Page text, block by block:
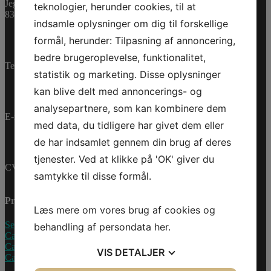
B104520010
Bestillingsvare
CAN-
AM
MIX
WOOD
IPHONE
X
CASE
antal
Tilføj til kurv
Varenummer (SKU):
B104520010
Kategorier:
PWC,Reservedele
Jegstrupvej 280
8361 Hasselager
Telefon: +45 70 200 600
E-mail: info@jettrade.dk
CVR-nummer: 27233678
Produkter
Sea-Doo Vandscooter
Can-Am ATV
Can-Am UTV
Can-Am Roadster
teknologier, herunder cookies, til at
indsamle oplysninger om dig til forskellige
formål, herunder: Tilpasning af annoncering,
bedre brugeroplevelse, funktionalitet,
statistik og marketing. Disse oplysninger
kan blive delt med annoncerings- og
analysepartnere, som kan kombinere dem
med data, du tidligere har givet dem eller
de har indsamlet gennem din brug af deres
tjenester. Ved at klikke på 'OK' giver du
samtykke til disse formål.
Læs mere om vores brug af cookies og
behandling af persondata her.
VIS DETALJER